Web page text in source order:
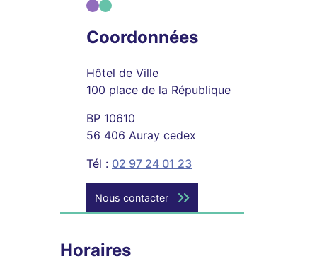
Coordonnées
Hôtel de Ville
100 place de la République
BP 10610
56 406 Auray cedex
Tél : 02 97 24 01 23
Nous contacter
Horaires